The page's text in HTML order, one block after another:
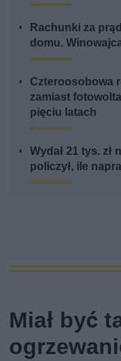
Rachunki za
domu.
Czteroosobowa
zamiast
pięciu latach
Wydał 21 tys. zł
policzył, ile
Miał być